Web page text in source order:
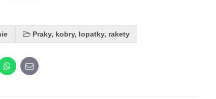
Praky, kobry, lopatky, rakety
WhatsApp
E-
mail